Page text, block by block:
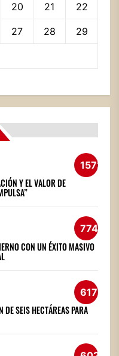
20 21 22
27 28 29
1572
Y EL VALOR DE
774
CON UN ÉXITO MASIVO
617
SEIS HECTÁREAS PARA